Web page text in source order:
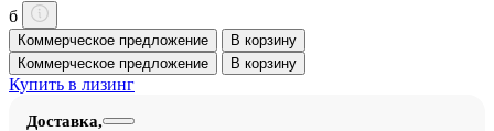
б
Коммерческое предложение
В корзину
Коммерческое предложение
В корзину
Купить в лизинг
Доставка,